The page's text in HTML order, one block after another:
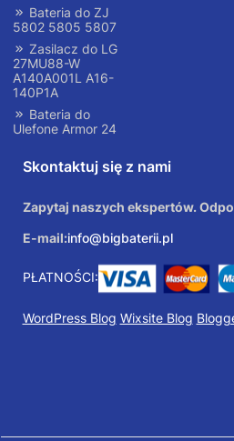
Bateria do ZJ
5802 5805 5807
Zasilacz do LG
27MU88-W
A140A001L A16-
140P1A
Bateria do
Ulefone Armor 24
Skontaktuj się z nami
Zapytaj naszych ekspertów.
E-mail:info@bigbaterii.pl
PŁATNOŚCI:
WordPress Blog Wixsite Blog